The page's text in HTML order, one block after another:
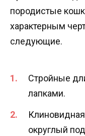
породистые
характерным
следующие.
Стройные
лапками.
округлый